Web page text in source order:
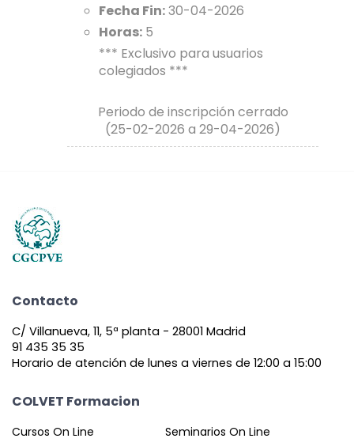
Fecha Fin:30-04-2026
Horas: 5
*** Exclusivo para usuarios
colegiados ***
Periodo de inscripción cerrado
(25-02-2026 a 29-04-2026)
Contacto
C/ Villanueva, 11, 5ª planta - 28001 Madrid
91 435 35 35
Horario de atención de lunes a viernes de 12:00 a 15:00
COLVET Formacion
Cursos On Line Seminarios On Line